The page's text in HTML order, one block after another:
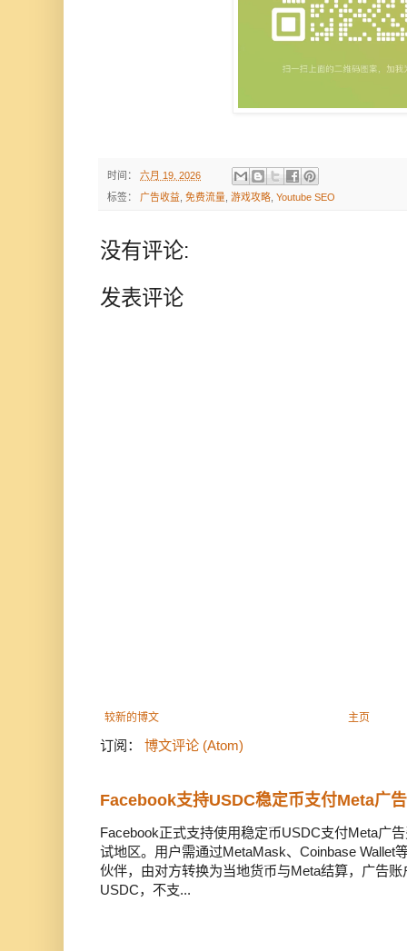
时间： 六月 19, 2026
标签： 广告收益 免费流量 游戏攻略 Youtube SEO
没有评论:
发表评论
较新的博文 主页
订阅： 博文评论 (Atom)
Facebook支持USDC稳定币支付Meta广
Facebook正式支持使用稳定币USDC支付Meta广
试地区。用户需通过MetaMask、Coinbase Wallet
伙伴，由对方转换为当地货币与Meta结算，广告
USDC，不支...